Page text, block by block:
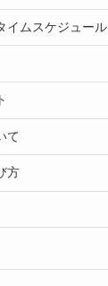
イムスケジュール
て
方